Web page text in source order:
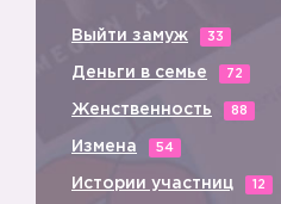
Выйти замуж 33
Деньги в семье 72
Женственность 88
Измена 54
Истории участниц 12